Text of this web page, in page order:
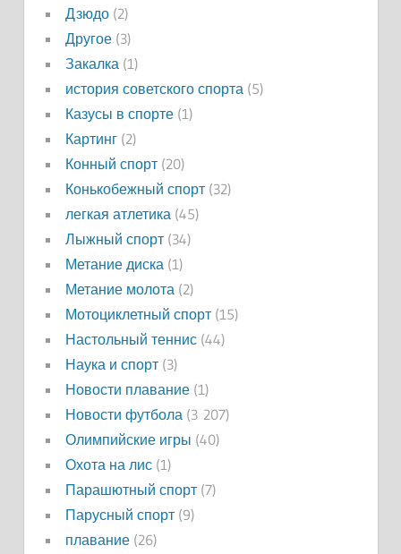
Дзюдо(2)
Другое(3)
Закалка(1)
история советского спорта(5)
Казусы в спорте(1)
Картинг(2)
Конный спорт(20)
Конькобежный спорт(32)
легкая атлетика(45)
Лыжный спорт(34)
Метание диска(1)
Метание молота(2)
Мотоциклетный спорт(15)
Настольный теннис(44)
Наука и спорт(3)
Новости плавание(1)
Новости футбола(3 207)
Олимпийские игры (40)
Охота на лис(1)
Парашютный спорт(7)
Парусный спорт(9)
плавание(26)